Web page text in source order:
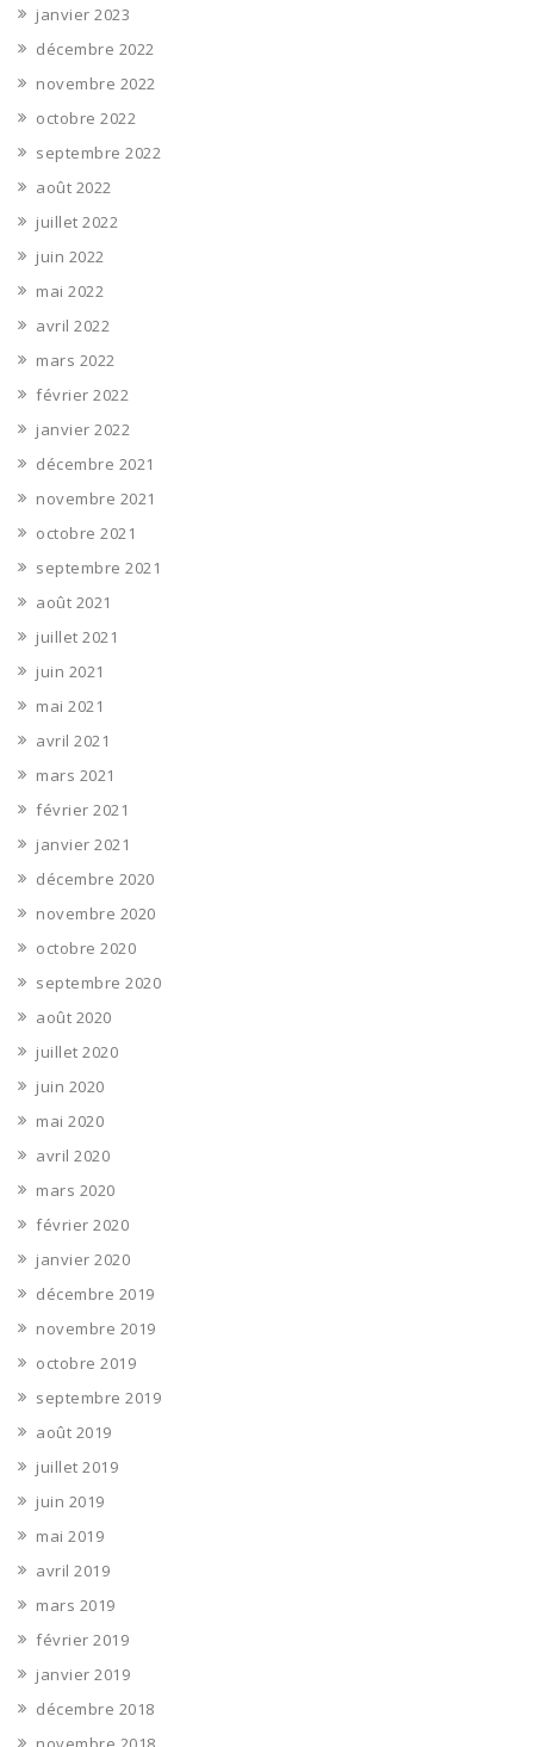
janvier 2023
décembre 2022
novembre 2022
octobre 2022
septembre 2022
août 2022
juillet 2022
juin 2022
mai 2022
avril 2022
mars 2022
février 2022
janvier 2022
décembre 2021
novembre 2021
octobre 2021
septembre 2021
août 2021
juillet 2021
juin 2021
mai 2021
avril 2021
mars 2021
février 2021
janvier 2021
décembre 2020
novembre 2020
octobre 2020
septembre 2020
août 2020
juillet 2020
juin 2020
mai 2020
avril 2020
mars 2020
février 2020
janvier 2020
décembre 2019
novembre 2019
octobre 2019
septembre 2019
août 2019
juillet 2019
juin 2019
mai 2019
avril 2019
mars 2019
février 2019
janvier 2019
décembre 2018